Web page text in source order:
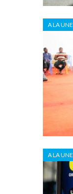
A LA UNE
A LA UNE